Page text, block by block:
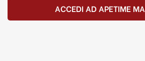
ACCEDI AD APETIME